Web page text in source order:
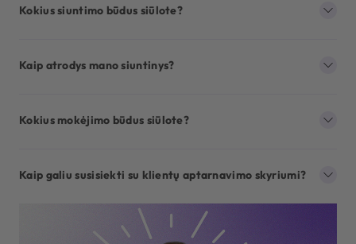
Kokius siuntimo būdus siūlote?
Kaip atrodys mano siuntinys?
Kokius mokėjimo būdus siūlote?
Kaip galiu susisiekti su klientų aptarnavimo skyriumi?